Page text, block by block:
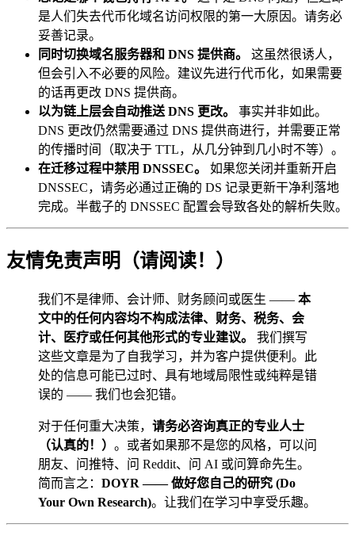
是人们失去代币化域名访问权限的第一大原因。请务必
妥善记录。
同时切换域名服务器和 DNS 提供商。
这虽然很诱人，
但会引入不必要的风险。建议先进行代币化，如果需要
的话再更改 DNS 提供商。
以为链上层会自动推送 DNS 更改。
事实并非如此。
DNS 更改仍然需要通过 DNS 提供商进行，并需要正常
的传播时间（取决于 TTL，从几分钟到几小时不等）。
在迁移过程中禁用 DNSSEC。
如果您关闭并重新开启
DNSSEC，请务必通过正确的 DS 记录更新干净利落地
完成。半截子的 DNSSEC 配置会导致各处的解析失败。
友情免责声明（请阅读！）
我们不是律师、会计师、财务顾问或医生 —— 本
文中的任何内容均不构成法律、财务、税务、会
计、医疗或任何其他形式的专业建议。
我们撰写
这些文章是为了自我学习，并为客户提供便利。此
处的信息可能已过时、具有地域局限性或纯粹是错
误的 —— 我们也会犯错。
对于任何重大决策， 请务必咨询真正的专业人士
（认真的！） 。或者如果那不是您的风格，可以问
朋友、问推特、问 Reddit、问 AI 或问算命先生。
简而言之： DOYR —— 做好您自己的研究 (Do
Your Own Research)。让我们在学习中享受乐趣。